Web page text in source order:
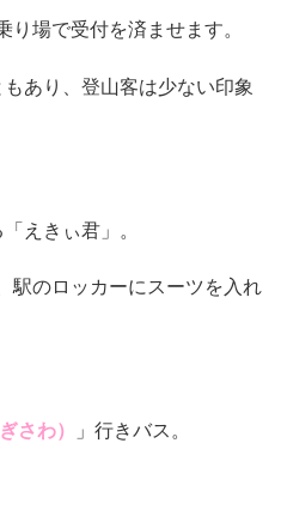
場で受付を済ませます。
あり、登山客は少ない印象
えきぃ君」。
駅のロッカーにスーツを入れ
さわ） 」行きバス。